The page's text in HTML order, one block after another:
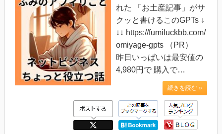
れた 「お土産記事」がサ
クッと書けるこのGPTs ↓
↓↓ https://fumiluckbb.com/
omiyage-gpts （PR）
昨日いっぱいは最安値の
4,980円で 購入で…
続きを読む »